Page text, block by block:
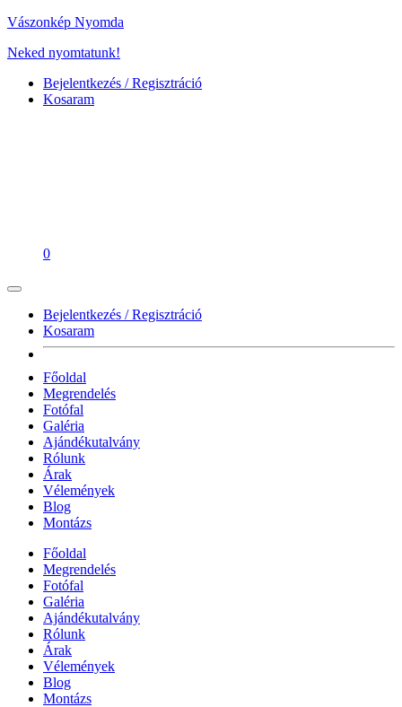
Vászonkép Nyomda
Neked nyomtatunk!
Bejelentkezés / Regisztráció
Kosaram
0
Bejelentkezés / Regisztráció
Kosaram
Főoldal
Megrendelés
Fotófal
Galéria
Ajándékutalvány
Rólunk
Árak
Vélemények
Blog
Montázs
Főoldal
Megrendelés
Fotófal
Galéria
Ajándékutalvány
Rólunk
Árak
Vélemények
Blog
Montázs